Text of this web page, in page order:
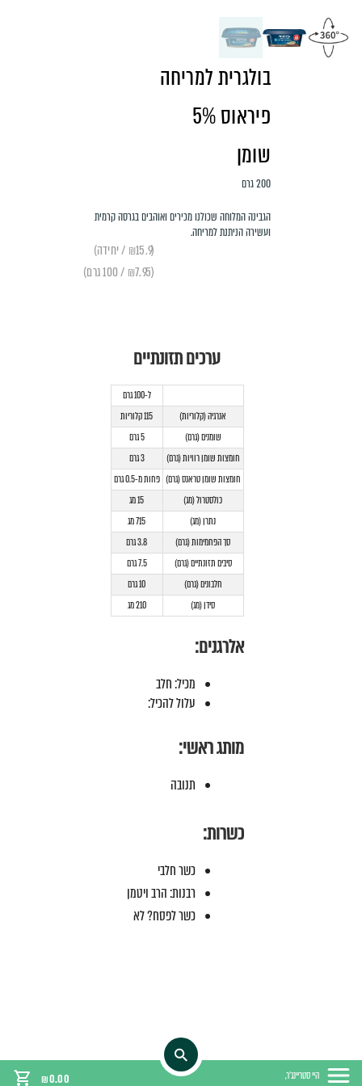
בולגרית למריחה
פיראוס 5%
שומן
200 גרם
הגבינה המלוחה שכולנו מכירים ואוהבים בגרסה קרמית
ועשירה הניתנת למריחה.
(₪15.9 / יחידה)
(₪7.95 / 100 גרם)
ערכים תזונתיים
ל-100 גרם
אנרגיה (קלוריות)
115 קלוריות
שומנים (גרם)
5 גרם
חומצות שומן רוויות (גרם)
3 גרם
חומצות שומן טראנס (גרם) פחות מ-0.5 גרם
כולסטרול (מג)
15 מג
נתרן (מג)
715 מג
סך הפחמימות (גרם)
3.8 גרם
סיבים תזונתיים (גרם)
7.5 גרם
חלבונים (גרם)
10 גרם
סידן (מג)
210 מג
אלרגנים:
מכיל: חלב
עלול להכיל:
מותג ראשי:
תנובה
כשרות:
כשר חלבי
רבנות: הרב ויטמן
כשר לפסח? לא
היי סטריינג'ר, ₪0.00